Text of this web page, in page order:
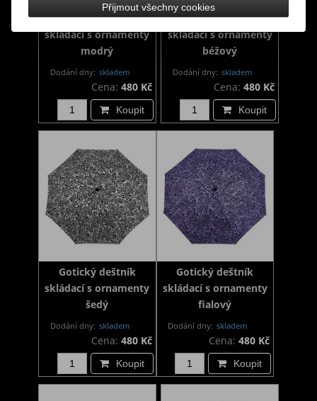
Gotický deštník
skládací s ornamenty
modrý
Dodání dny: skladem
Cena: 480 Kč
Koupit
Gotický deštník
skládací s ornamenty
béžový
Dodání dny: skladem
Cena: 480 Kč
Koupit
Gotický deštník
skládací s ornamenty
šedý
Dodání dny: skladem
Cena: 480 Kč
Koupit
Gotický deštník
skládací s ornamenty
fialový
Dodání dny: skladem
Cena:480 Kč
Koupit
Přijmout všechny cookies